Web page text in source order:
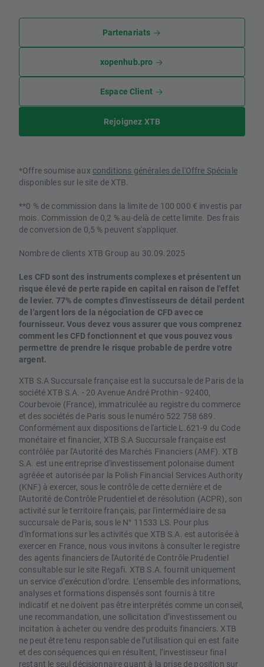
Partenariats
xopenhub.pro
Espace Client
Rejoignez XTB
*Offre soumise aux conditions générales de l'Offre Spéciale
disponibles sur le site de XTB.
**0 % de commission dans la limite de 100 000 € investis par
mois. Commission de 0,2 % au-delà de cette limite. Des frais
de conversion de 0,5 % peuvent s'appliquer.
Nombre de clients XTB Group au 30.09.2025
Les CFD sont des instruments complexes et présentent un
risque élevé de perte rapide en capital en raison de l'effet
de levier. 77% de comptes d'investisseurs de détail perdent
de l'argent lors de la négociation de CFD avec ce
fournisseur. Vous devez vous assurer que vous comprenez
comment les CFD fonctionnent et que vous pouvez vous
permettre de prendre le risque probable de perdre votre
argent.
XTB S.A Succursale française est la succursale de Paris de la
société XTB S.A. - 20 Avenue André Prothin - 92400,
Courbevoie (France), immatriculée au registre du commerce
et des sociétés de Paris sous le numéro 522 758 689.
Conformément aux dispositions de l'article L.621-9 du Code
monétaire et financier, XTB S.A Succursale française est
contrôlée par l'Autorité des Marchés Financiers (AMF). XTB
S.A. est une entreprise d'investissement polonaise dument
agréée et autorisée par la Polish Financial Services Authority
(KNF) à exercer, sous le contrôle de cette dernière et de
l'Autorité de Contrôle Prudentiel et de résolution (ACPR), son
activité sur le territoire français, par l'intermédiaire de sa
succursale de Paris, sous le N° 11533 LS. Pour plus
d'informations sur les activités que XTB S.A. est autorisée à
exercer en France, nous vous invitons à consulter le registre
des agents financiers de l'Autorité de Contrôle Prudentiel
consultable sur le site Regafi. XTB S.A. fournit uniquement
un service d’exécution d’ordre. L’ensemble des informations,
analyses et formations dispensés sont fournis à titre
indicatif et ne doivent pas être interprétés comme un conseil,
une recommandation, une sollicitation d’investissement ou
incitation à acheter ou vendre des produits financiers. XTB
ne peut être tenu responsable de l’utilisation qui en est faite
et des conséquences qui en résultent, l’investisseur final
restant le seul décisionnaire quant à la prise de position sur